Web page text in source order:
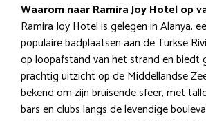
Waarom naar Ramira Joy Hotel op
Ramira Joy Hotel is gelegen in Alanya,
populaire badplaatsen aan de Turkse
op loopafstand van het strand en biedt
prachtig uitzicht op de Middellandse
bekend om zijn bruisende sfeer, met
bars en clubs langs de levendige